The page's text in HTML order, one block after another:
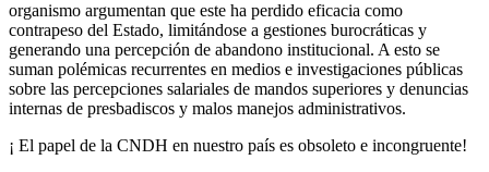
organismo argumentan que este ha perdido eficacia como
contrapeso del Estado, limitándose a gestiones burocráticas y
generando una percepción de abandono institucional. A esto se
suman polémicas recurrentes en medios e investigaciones públicas
sobre las percepciones salariales de mandos superiores y denuncias
internas de presbadiscos y malos manejos administrativos.
¡ El papel de la CNDH en nuestro país es obsoleto e incongruente!